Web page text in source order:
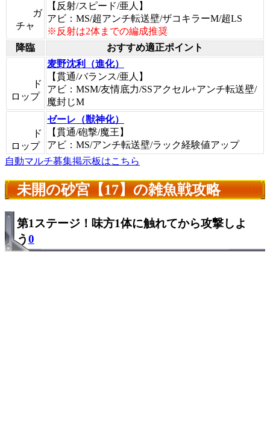
ガ
チャ
【反射/スピード/亜人】
アビ：MS/超アンチ転送壁/ザコキラーM/超LS
※反射は2体までの編成推奨
降臨
おすすめ適正ポイント
ド
ロップ
麦野沈利（進化）
【貫通/バランス/亜人】
アビ：MSM/友情底力/SSアクセル+アンチ転送壁/
魔封じM
ド
ロップ
ゼーレ（獣神化）
【貫通/砲撃/魔王】
アビ：MS/アンチ転送壁/ラック経験値アップ
自動マルチ募集掲示板はこちら
未開の砂宮【17】の雑魚戦攻略
第1ステージ！味方1体に触れてから攻撃しよ
う0